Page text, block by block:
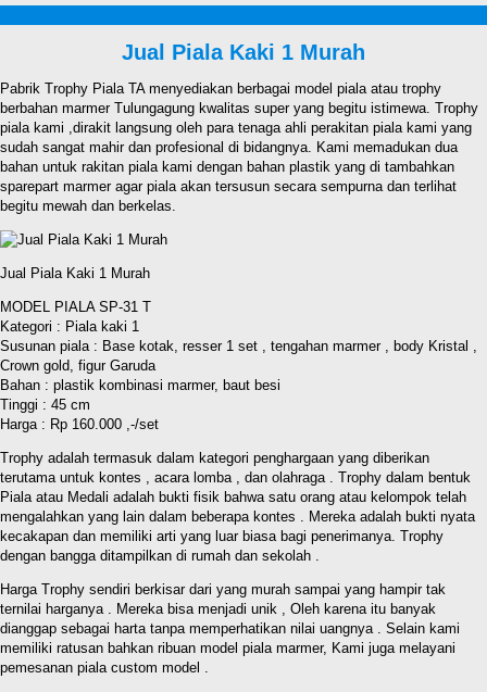
Jual Piala Kaki 1 Murah
Pabrik Trophy Piala TA menyediakan berbagai model piala atau trophy
berbahan marmer Tulungagung kwalitas super yang begitu istimewa. Trophy
piala kami ,dirakit langsung oleh para tenaga ahli perakitan piala kami yang
sudah sangat mahir dan profesional di bidangnya. Kami memadukan dua
bahan untuk rakitan piala kami dengan bahan plastik yang di tambahkan
sparepart marmer agar piala akan tersusun secara sempurna dan terlihat
begitu mewah dan berkelas.
Jual Piala Kaki 1 Murah
MODEL PIALA SP-31 T
Kategori : Piala kaki 1
Susunan piala : Base kotak, resser 1 set , tengahan marmer , body Kristal ,
Crown gold, figur Garuda
Bahan : plastik kombinasi marmer, baut besi
Tinggi : 45 cm
Harga : Rp 160.000 ,-/set
Trophy adalah termasuk dalam kategori penghargaan yang diberikan
terutama untuk kontes , acara lomba , dan olahraga . Trophy dalam bentuk
Piala atau Medali adalah bukti fisik bahwa satu orang atau kelompok telah
mengalahkan yang lain dalam beberapa kontes . Mereka adalah bukti nyata
kecakapan dan memiliki arti yang luar biasa bagi penerimanya. Trophy
dengan bangga ditampilkan di rumah dan sekolah .
Harga Trophy sendiri berkisar dari yang murah sampai yang hampir tak
ternilai harganya . Mereka bisa menjadi unik , Oleh karena itu banyak
dianggap sebagai harta tanpa memperhatikan nilai uangnya . Selain kami
memiliki ratusan bahkan ribuan model piala marmer, Kami juga melayani
pemesanan piala custom model .